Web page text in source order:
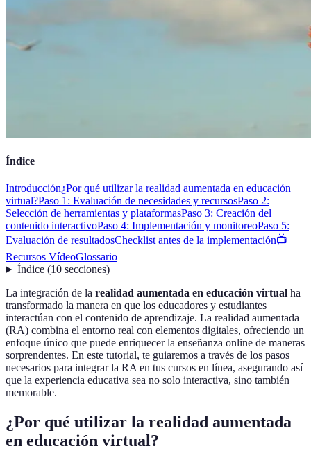
Índice
Introducción¿Por qué utilizar la realidad aumentada en educación
virtual?Paso 1: Evaluación de necesidades y recursosPaso 2:
Selección de herramientas y plataformasPaso 3: Creación del
contenido interactivoPaso 4: Implementación y monitoreoPaso 5:
Evaluación de resultadosChecklist antes de la implementación📺
Recursos VídeoGlossario
Índice(10 secciones)
La integración de la realidad aumentada en educación virtual ha
transformado la manera en que los educadores y estudiantes
interactúan con el contenido de aprendizaje. La realidad aumentada
(RA) combina el entorno real con elementos digitales, ofreciendo un
enfoque único que puede enriquecer la enseñanza online de maneras
sorprendentes. En este tutorial, te guiaremos a través de los pasos
necesarios para integrar la RA en tus cursos en línea, asegurando así
que la experiencia educativa sea no solo interactiva, sino también
memorable.
¿Por qué utilizar la realidad aumentada
en educación virtual?